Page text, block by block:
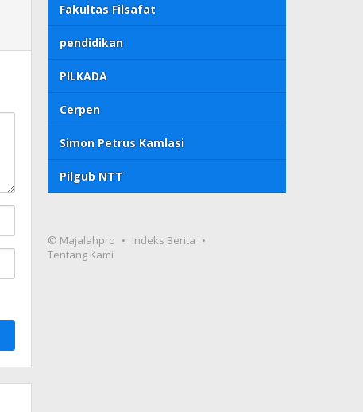
Fakultas Filsafat
pendidikan
PILKADA
Cerpen
Simon Petrus Kamlasi
Pilgub NTT
© Majalahpro
Indeks Berita
Tentang Kami